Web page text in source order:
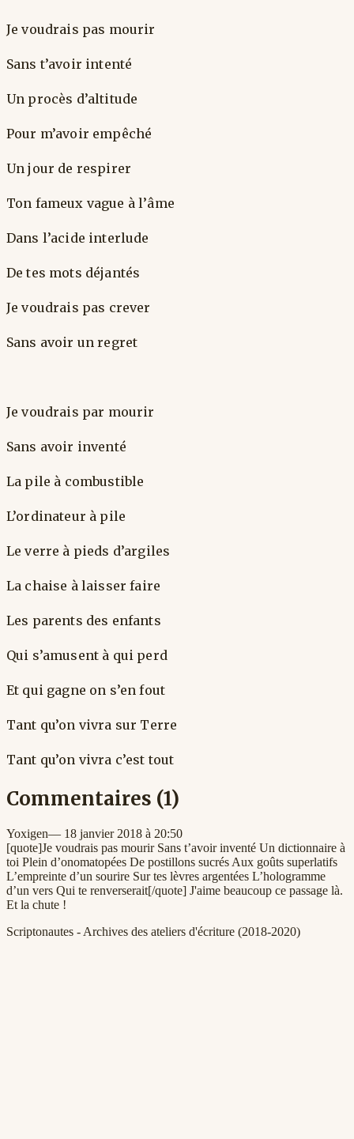
Je voudrais pas mourir
Sans t’avoir intenté
Un procès d’altitude
Pour m’avoir empêché
Un jour de respirer
Ton fameux vague à l’âme
Dans l’acide interlude
De tes mots déjantés
Je voudrais pas crever
Sans avoir un regret
Je voudrais par mourir
Sans avoir inventé
La pile à combustible
L’ordinateur à pile
Le verre à pieds d’argiles
La chaise à laisser faire
Les parents des enfants
Qui s’amusent à qui perd
Et qui gagne on s’en fout
Tant qu’on vivra sur Terre
Tant qu’on vivra c’est tout
Commentaires (1)
Yoxigen— 18 janvier 2018 à 20:50
[quote]Je voudrais pas mourir Sans t’avoir inventé Un dictionnaire à
toi Plein d’onomatopées De postillons sucrés Aux goûts superlatifs
L’empreinte d’un sourire Sur tes lèvres argentées L’hologramme
d’un vers Qui te renverserait[/quote] J'aime beaucoup ce passage là.
Et la chute !
Scriptonautes - Archives des ateliers d'écriture (2018-2020)